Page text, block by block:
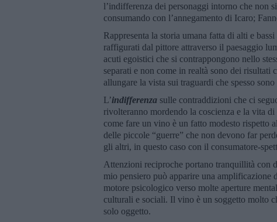
l’indifferenza dei personaggi intorno che non
consumando con l’annegamento di Icaro;
Rappresenta la storia umana fatta di alti e
raffigurati dal pittore attraverso il paesaggio
acuti egoistici che si contrappongono nello
separati e non come in realtà sono dei risultati
allungare la vista sui traguardi che spesso
L’indifferenza sulle contraddizioni che ci
rivolteranno mordendo la coscienza e la vita
come fare un vino è un fatto modesto rispetto
delle piccole “guerre” che non devono far
gli altri, in questo caso con il consumatore-
Attenzioni reciproche portano tranquillità con
mio pensiero può apparire una
motore psicologico verso molte aperture
culturali e sociali. Il vino è un soggetto molto
solo oggetto.